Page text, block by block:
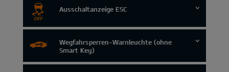
Ausschaltanzeige ESC
Wegfahrsperren-Warnleuchte (ohne
Smart Key)